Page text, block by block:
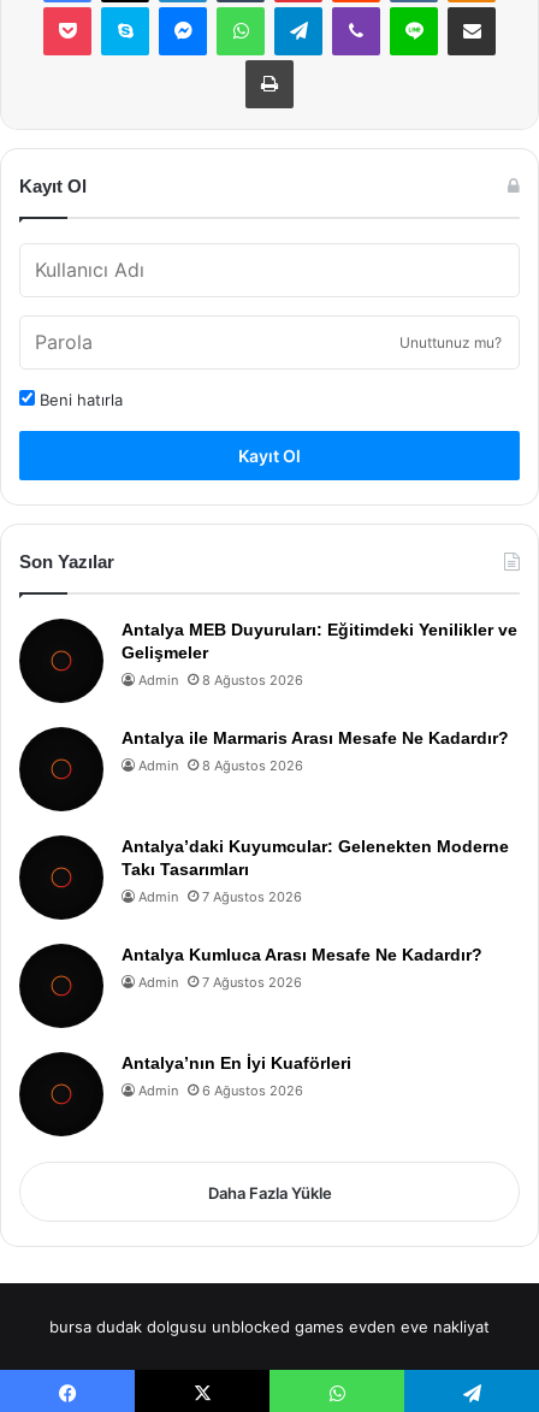
Pocket Skype MessengerWhatsAppTelegramViber Line E-Posta ile
Yazdır
Kayıt Ol
Unuttunuz mu?
Beni hatırla
Kayıt Ol
Son Yazılar
Antalya MEB Duyuruları: Eğitimdeki Yenilikler ve
Gelişmeler
Admin 8 Ağustos 2026
Antalya ile Marmaris Arası Mesafe Ne Kadardır?
Admin 8 Ağustos 2026
Antalya’daki Kuyumcular: Gelenekten Moderne
Takı Tasarımları
Admin 7 Ağustos 2026
Antalya Kumluca Arası Mesafe Ne Kadardır?
Admin 7 Ağustos 2026
Antalya’nın En İyi Kuaförleri
Admin 6 Ağustos 2026
Daha Fazla Yükle
bursa dudak dolgusu unblocked games evden eve nakliyat